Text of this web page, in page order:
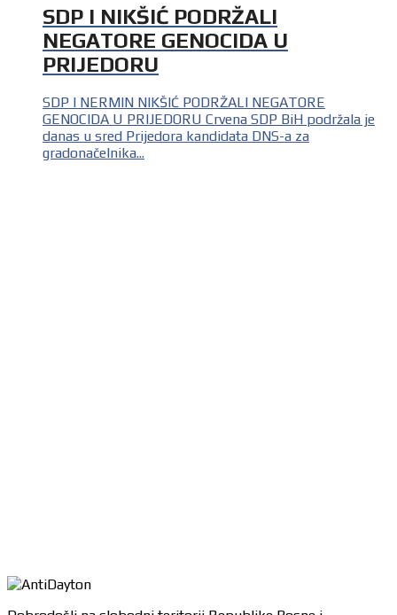
SDP I NIKŠIĆ PODRŽALI
NEGATORE GENOCIDA U
PRIJEDORU
SDP I NERMIN NIKŠIĆ PODRŽALI NEGATORE
GENOCIDA U PRIJEDORU Crvena SDP BiH podržala je
danas u sred Prijedora kandidata DNS-a za
gradonačelnika...